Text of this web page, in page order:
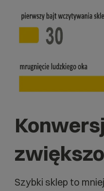
Szybki sklep to